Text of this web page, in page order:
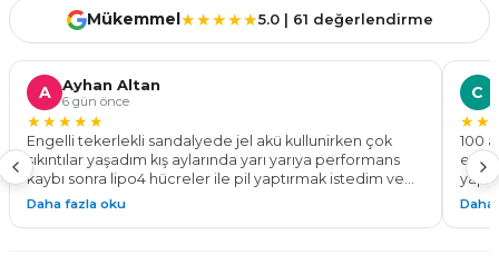
Mükemmel★★★★★5.0 | 61 değerlendirme
A Ayhan Altan
6 gün önce
★★★★★
Engelli tekerlekli sandalyede jel akü kullunirken çok
sıkıntılar yaşadım kış aylarında yarı yarıya performans
kaybı sonra lipo4 hücreler ile pil yaptırmak istedim ve
bu işin ustası the dekar energy ile tanıştım 24v 100 a pil
Daha fazla oku
C
100
Daha